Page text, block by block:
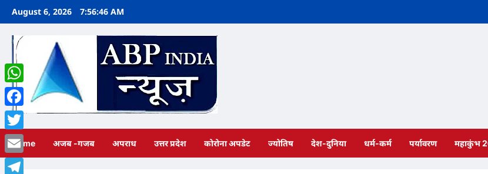
Skip
content
August 6, 2026 7:56:47 AM
Home अजब -गजब अपराध उत्तर प्रदेश कोरोना अपडेट ज्योतिष देश-दुनिया धर्म-कर्म पर्यावरण महाकुंभ
WhatsApp
Facebook
Twitter
Email